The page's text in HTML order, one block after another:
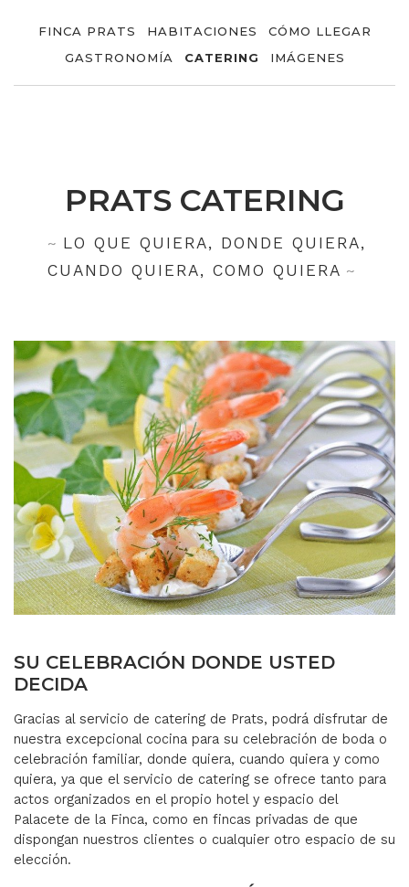
FINCA PRATS HABITACIONES
CÓMO LLEGAR
GASTRONOMÍA
CATERING IMÁGENES
PRATS CATERING
LO QUE QUIERA, DONDE QUIERA,
CUANDO QUIERA, COMO QUIERA
SU CELEBRACIÓN DONDE USTED
DECIDA
Gracias al servicio de catering de Prats, podrá disfrutar de
nuestra excepcional cocina para su celebración de boda o
celebración familiar, donde quiera, cuando quiera y como
quiera, ya que el servicio de catering se ofrece tanto para
actos organizados en el propio hotel y espacio del
Palacete de la Finca, como en fincas privadas de que
dispongan nuestros clientes o cualquier otro espacio de su
elección.